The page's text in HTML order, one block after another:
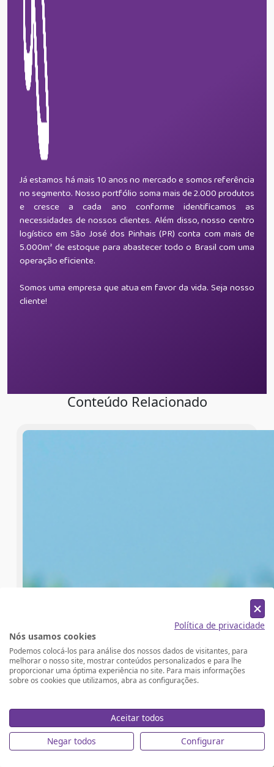
Já estamos há mais 10 anos no mercado e somos referência
no segmento. Nosso portfólio soma mais de 2.000 produtos
e cresce a cada ano conforme identificamos as
necessidades de nossos clientes. Além disso, nosso centro
logístico em São José dos Pinhais (PR) conta com mais de
5.000m² de estoque para abastecer todo o Brasil com uma
operação eficiente.
Somos uma empresa que atua em favor da vida. Seja nosso
cliente!
Conteúdo Relacionado
Política de privacidade
Nós usamos cookies
Podemos colocá-los para análise dos nossos dados de visitantes, para
melhorar o nosso site, mostrar conteúdos personalizados e para lhe
proporcionar uma óptima experiência no site. Para mais informações
sobre os cookies que utilizamos, abra as configurações.
Aceitar todos
Negar todos
Configurar